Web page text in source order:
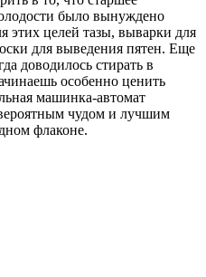
было вынуждено
этих целей тазы, выварки для
для выведения пятен. Еще
доводилось стирать в
особенно ценить
машинка-автомат
чудом и лучшим
флаконе.